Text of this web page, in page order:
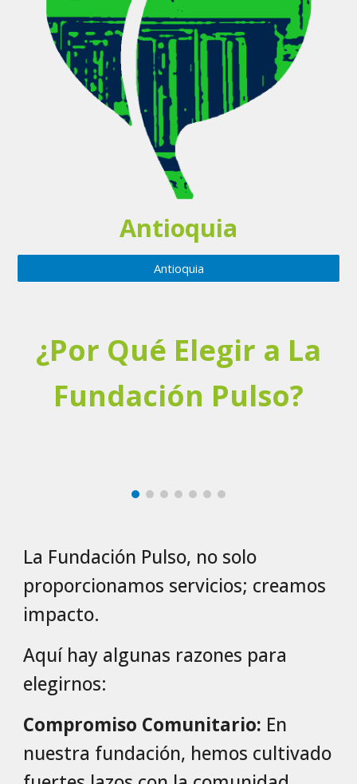
Antioquia
Antioquia
¿Por Qué Elegir a La
Fundación Pulso?
La Fundación Pulso, no solo
proporcionamos servicios; creamos
impacto.
Aquí hay algunas razones para
elegirnos:
Compromiso Comunitario: En
nuestra fundación, hemos cultivado